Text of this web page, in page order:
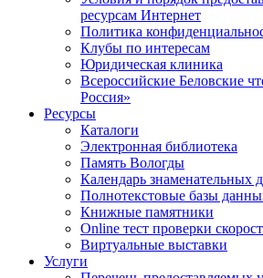
ресурсам Интернет
Политика
Клубы по интересам
Юридическая клиника
Всероссийские Беловские
Россия»
Ресурсы
Каталоги
Электронная библиотека
Память Вологды
Календарь знаменательных
Полнотекстовые базы
Книжные памятники
Online тест проверки
Виртуальные выставки
Услуги